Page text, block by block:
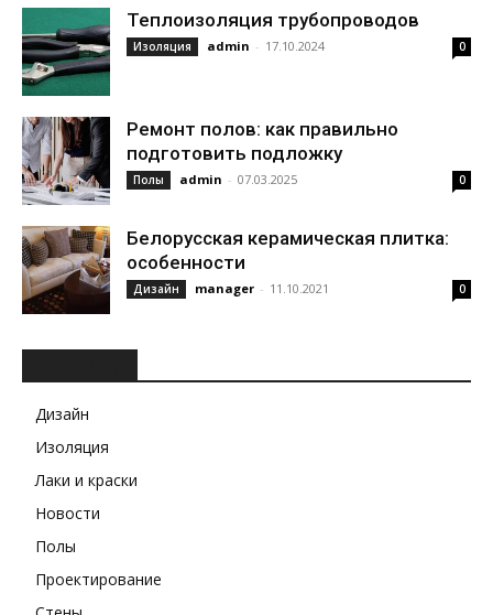
Теплоизоляция трубопроводов
Изоляция admin - 17.10.2024 0
Ремонт полов: как правильно
подготовить подложку
Полы admin - 07.03.2025 0
Белорусская керамическая плитка:
особенности
Дизайн manager - 11.10.2021 0
Дизайн
Изоляция
Лаки и краски
Новости
Полы
Проектирование